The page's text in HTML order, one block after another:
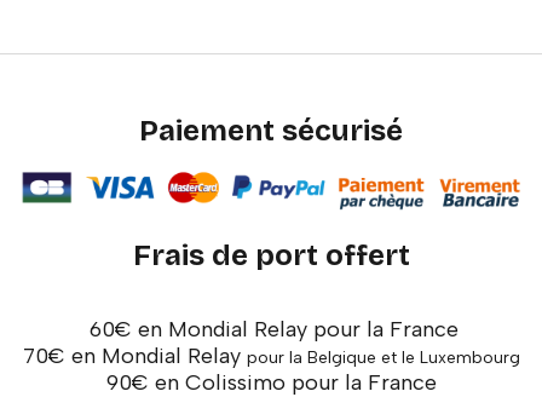
Paiement sécurisé
Frais de port offert
60€ en Mondial Relay pour la France
70€ en Mondial Relay pour la Belgique et le Luxembourg
90€ en Colissimo pour la France